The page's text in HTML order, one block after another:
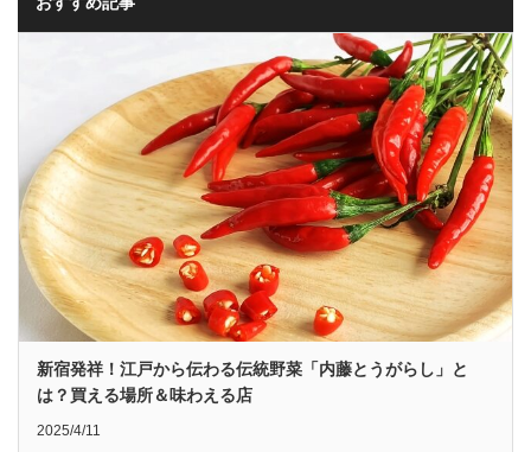
新宿発祥！江戸から伝わる伝統野菜「内藤とうがらし」と
は？買える場所＆味わえる店
2025/4/11